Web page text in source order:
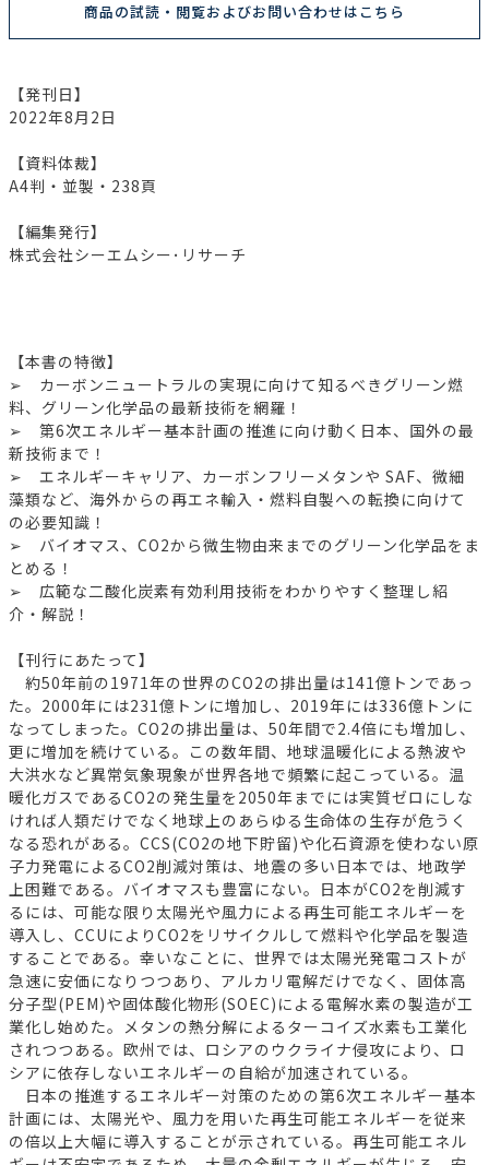
商品の試読・閲覧およびお問い合わせはこちら
【発刊日】
2022年8月2日
【資料体裁】
A4判・並製・238頁
【編集発行】
株式会社シーエムシー･リサーチ
【本書の特徴】
➢ カーボンニュートラルの実現に向けて知るべきグリーン燃
料、グリーン化学品の最新技術を網羅！
➢ 第6次エネルギー基本計画の推進に向け動く日本、国外の最
新技術まで！
➢ エネルギーキャリア、カーボンフリーメタンや SAF、微細
藻類など、海外からの再エネ輸入・燃料自製への転換に向けて
の必要知識！
➢ バイオマス、CO2から微生物由来までのグリーン化学品をま
とめる！
➢ 広範な二酸化炭素有効利用技術をわかりやすく整理し紹
介・解説！
【刊行にあたって】
約50年前の1971年の世界のCO2の排出量は141億トンであっ
た。2000年には231億トンに増加し、2019年には336億トンに
なってしまった。CO2の排出量は、50年間で2.4倍にも増加し、
更に増加を続けている。この数年間、地球温暖化による熱波や
大洪水など異常気象現象が世界各地で頻繁に起こっている。温
暖化ガスであるCO2の発生量を2050年までには実質ゼロにしな
ければ人類だけでなく地球上のあらゆる生命体の生存が危うく
なる恐れがある。CCS(CO2の地下貯留)や化石資源を使わない原
子力発電によるCO2削減対策は、地震の多い日本では、地政学
上困難である。バイオマスも豊富にない。日本がCO2を削減す
るには、可能な限り太陽光や風力による再生可能エネルギーを
導入し、CCUによりCO2をリサイクルして燃料や化学品を製造
することである。幸いなことに、世界では太陽光発電コストが
急速に安価になりつつあり、アルカリ電解だけでなく、固体高
分子型(PEM)や固体酸化物形(SOEC)による電解水素の製造が工
業化し始めた。メタンの熱分解によるターコイズ水素も工業化
されつつある。欧州では、ロシアのウクライナ侵攻により、ロ
シアに依存しないエネルギーの自給が加速されている。
日本の推進するエネルギー対策のための第6次エネルギー基本
計画には、太陽光や、風力を用いた再生可能エネルギーを従来
の倍以上大幅に導入することが示されている。再生可能エネル